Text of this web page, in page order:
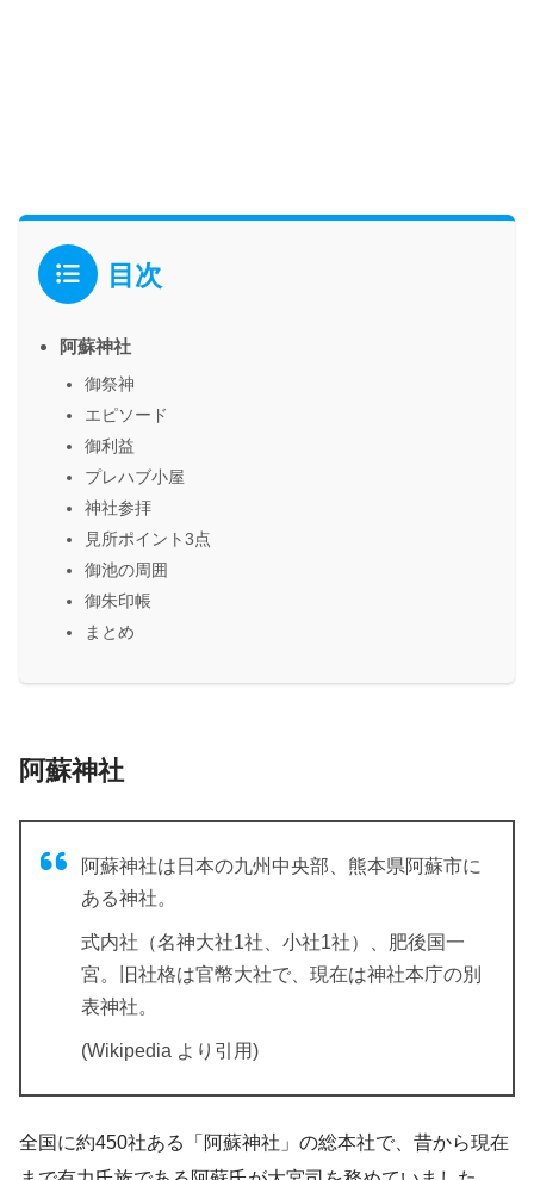
目次
阿蘇神社
御祭神
エピソード
御利益
プレハブ小屋
神社参拝
見所ポイント3点
御池の周囲
御朱印帳
まとめ
阿蘇神社
阿蘇神社は日本の九州中央部、熊本県阿蘇市に
ある神社。
式内社（名神大社1社、小社1社）、肥後国一
宮。旧社格は官幣大社で、現在は神社本庁の別
表神社。
(Wikipedia より引用)
全国に約450社ある「阿蘇神社」の総本社で、昔から現在